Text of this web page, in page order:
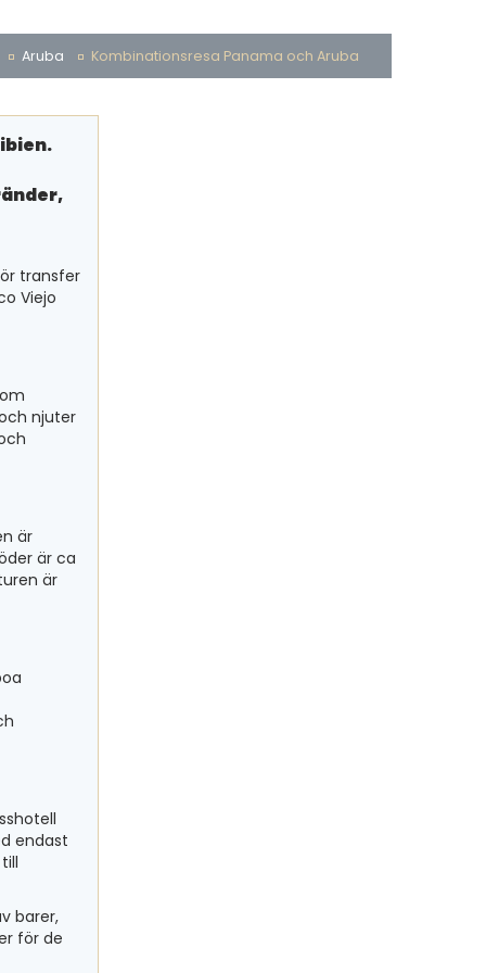
Aruba Kombinationsresa Panama och Aruba
transfer
Viejo
njuter
är
är ca
är
endast
barer,
för de